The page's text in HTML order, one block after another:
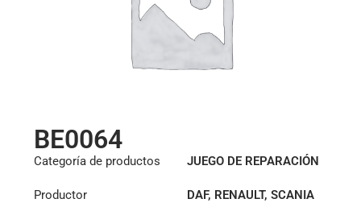
BE0064
Categoría de productos
JUEGO DE REPARACIÓN
Productor
DAF, RENAULT,SCANIA